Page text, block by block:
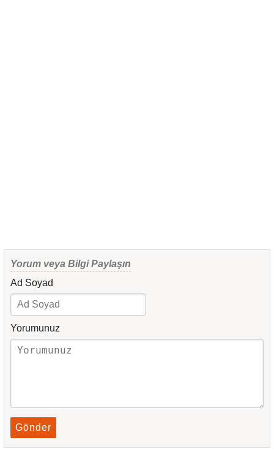
Yorum veya Bilgi Paylaşın
Ad Soyad
Yorumunuz
Gönder